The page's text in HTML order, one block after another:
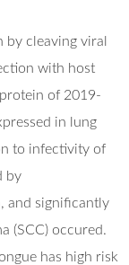
cleaving viral
with host
of 2019-
in lung
to infectivity of
by
and significantly
(SCC) occured.
has high risk